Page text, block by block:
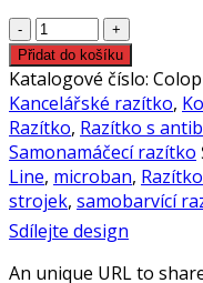
Colop
3400
Expert
Line
razítko
množství
Přidat do košíku
Katalogové číslo:
Kancelářské razítko,
Razítko, Razítko s
Samonamáčecí razítko
Line, microban,
strojek, samobarvící
Sdílejte design
An unique URL to